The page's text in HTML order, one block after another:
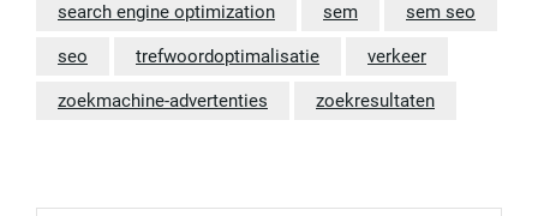
search engine optimization sem sem seo
seo trefwoordoptimalisatie verkeer
zoekmachine-advertenties zoekresultaten